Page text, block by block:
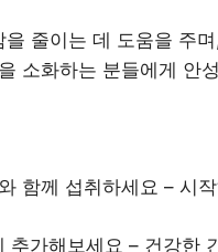
을 줄이는 데 도움을 주
소화하는 분들에게 안
함께 섭취하세요 – 시
추가해보세요 – 건강한